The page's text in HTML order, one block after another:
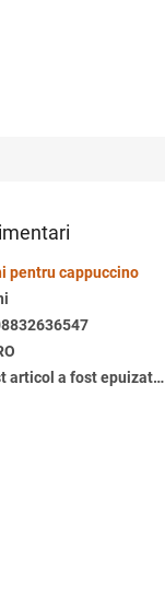
pentru cappuccino
articol a fost epuizat…